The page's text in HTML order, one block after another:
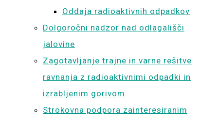
Oddaja radioaktivnih odpadkov
Dolgoročni nadzor nad odlagališči
jalovine
Zagotavljanje trajne in varne rešitve
ravnanja z radioaktivnimi odpadki in
izrabljenim gorivom
Strokovna podpora zainteresiranim